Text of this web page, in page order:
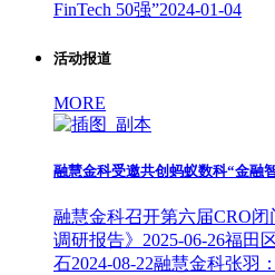
FinTech 50强”2024-01-04
活动报道
MORE
融慧金科受邀共创蚂蚁数科“金融
融慧金科召开第六届CRO闭
调研报告》 2025-06-26福田
石2024-08-22融慧金科张羽